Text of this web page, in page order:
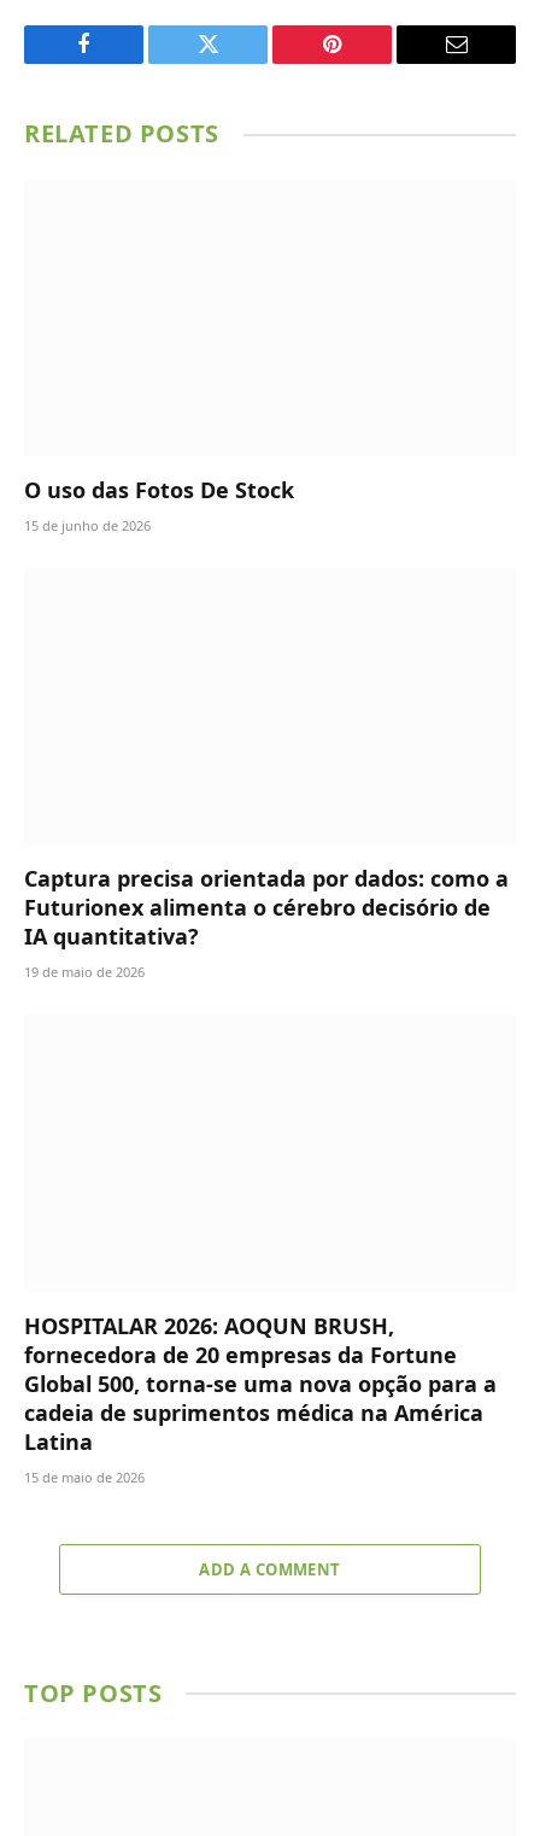
Facebook Twitter Pinterest Email
RELATED POSTS
O uso das Fotos De Stock
15 de junho de 2026
Captura precisa orientada por dados: como a
Futurionex alimenta o cérebro decisório de
IA quantitativa?
19 de maio de 2026
HOSPITALAR 2026: AOQUN BRUSH,
fornecedora de 20 empresas da Fortune
Global 500, torna-se uma nova opção para a
cadeia de suprimentos médica na América
Latina
15 de maio de 2026
ADD A COMMENT
TOP POSTS